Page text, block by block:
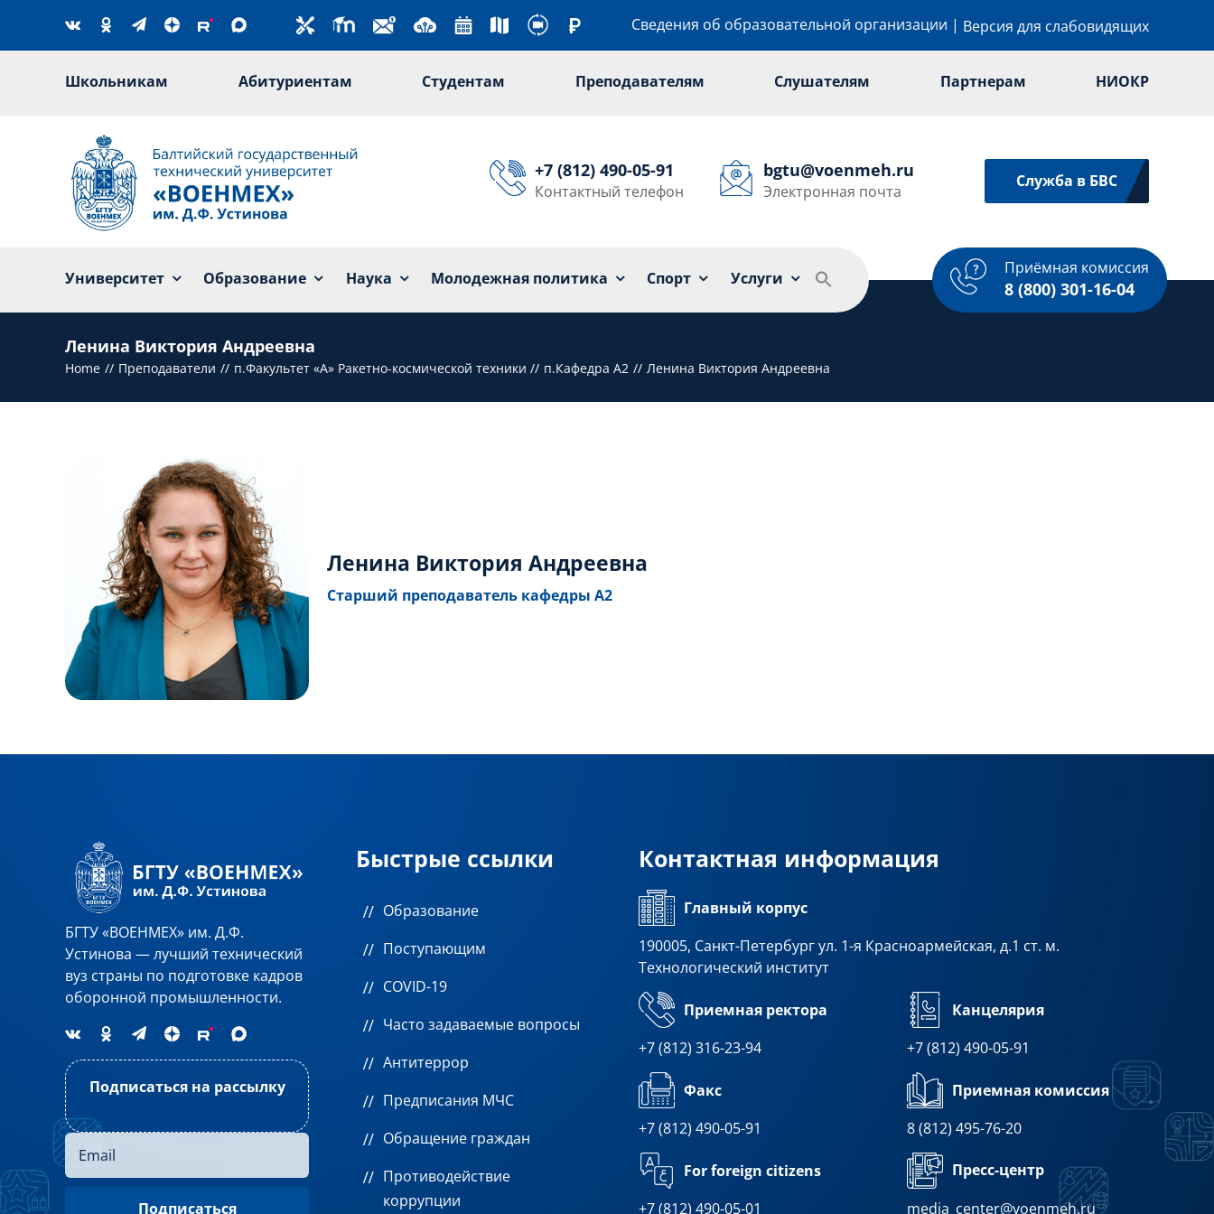
content
Сведения об образовательной организации | Версия для слабовидящих
Школьникам Абитуриентам Студентам Преподавателям Слушателям Партнерам НИОКР
+7 (812) 490-05-91
Контактный телефон
bgtu@voenmeh.ru
Электронная почта
Служба в БВС
Университет Образование Наука Молодежная политика Спорт Услуги
Приёмная комиссия
8 (800) 301-16-04
Университет Образование Наука Молодежная политика Спорт Услуги
Ленина Виктория Андреевна
Home Преподаватели п.Факультет «А» Ракетно-космической техники п.Кафедра А2 Ленина Виктория Андреевна
Ленина Виктория Андреевна
Старший преподаватель кафедры А2
БГТУ «ВОЕНМЕХ» им. Д.Ф.
Устинова — лучший технический
вуз страны по подготовке кадров
оборонной промышленности.
Подписаться на рассылку
Быстрые ссылки
Образование
Поступающим
COVID-19
Часто задаваемые вопросы
Антитеррор
Предписания МЧС
Обращение граждан
Противодействие
коррупции
Контактная информация
Главный корпус
190005, Санкт-Петербург ул. 1-я Красноармейская, д.1 ст. м.
Технологический институт
Приемная ректора
+7 (812) 316-23-94
Канцелярия
+7 (812) 490-05-91
Факс
+7 (812) 490-05-91
Приемная комиссия
8 (812) 495-76-20
For foreign citizens
+7 (812) 490-05-01
Пресс-центр
media_center@voenmeh.ru